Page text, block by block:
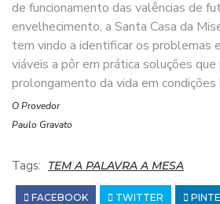
de funcionamento das valências de
envelhecimento, a Santa Casa da
tem vindo a identificar os problemas
viáveis a pôr em prática soluções
prolongamento da vida em condições
O Provedor
Paulo Gravato
Tags: TEM A PALAVRA A MESA
FACEBOOK TWITTER